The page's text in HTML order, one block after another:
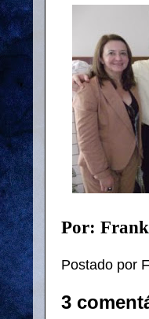
Por:
Postado por
3